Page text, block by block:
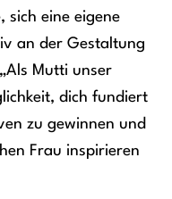
sich eine eigene
an der Gestaltung
Mutti unser
dich fundiert
zu gewinnen und
Frau inspirieren